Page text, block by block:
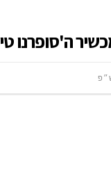
ה'סופרנו